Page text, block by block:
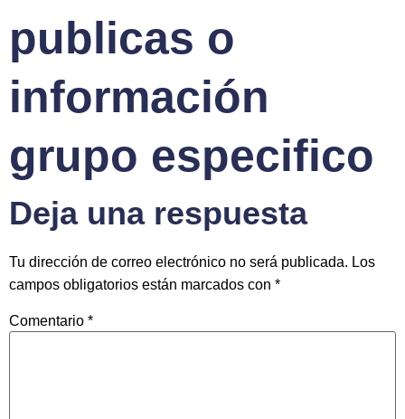
publicas o
información
grupo especifico
Deja una respuesta
Tu dirección de correo electrónico no será publicada. Los
campos obligatorios están marcados con *
Comentario *